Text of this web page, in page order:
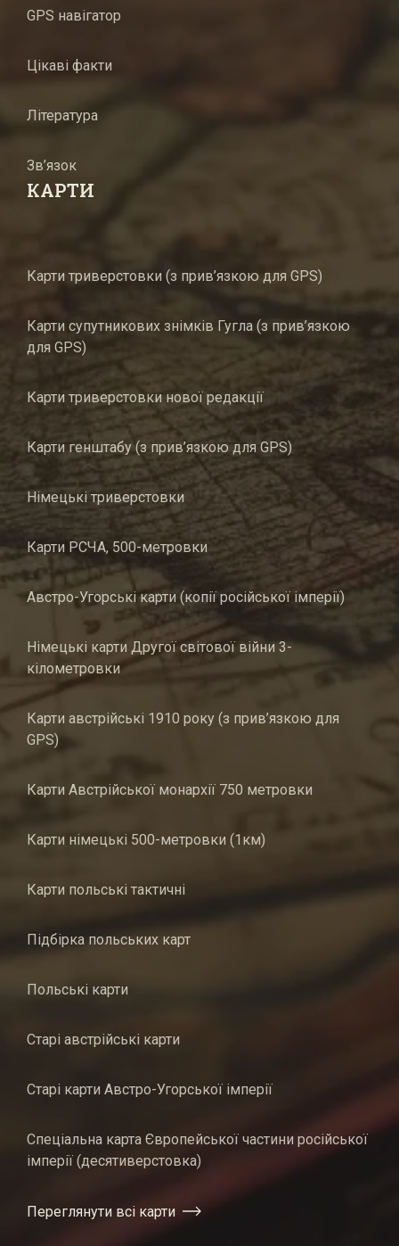
GPS навігатор
Цікаві факти
Література
Зв’язок
КАРТИ
Карти триверстовки (з прив’язкою для GPS)
Карти супутникових знімків Гугла (з прив’язкою
для GPS)
Карти триверстовки нової редакції
Карти генштабу (з прив’язкою для GPS)
Німецькі триверстовки
Карти РСЧА, 500-метровки
Австро-Угорські карти (копії російської імперії)
Німецькі карти Другої світової війни 3-
кілометровки
Карти австрійські 1910 року (з прив’язкою для
GPS)
Карти Австрійської монархії 750 метровки
Карти німецькі 500-метровки (1км)
Карти польські тактичні
Підбірка польських карт
Польські карти
Старі австрійські карти
Старі карти Австро-Угорської імперії
Спеціальна карта Європейської частини російської
імперії (десятиверстовка)
Переглянути всі карти